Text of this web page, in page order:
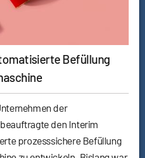
Befüllung
der
den Interim
prozesssichere Befüllung